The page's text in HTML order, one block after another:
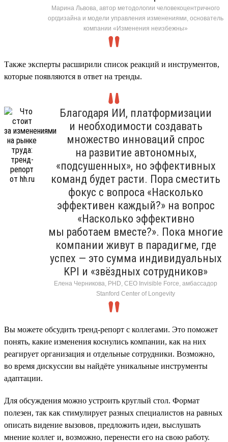
Марина Львова, автор методологии человекоцентричного
оргдизайна и модели управления изменениями, основатель
компании «Изменения неизбежны»
Также эксперты расширили список реакций и инструментов,
которые появляются в ответ на тренды.
Благодаря ИИ, платформизации
и необходимости создавать
множество инноваций спрос
на развитие автономных,
«подсушенных», но эффективных
команд будет расти. Пора сместить
фокус с вопроса «Насколько
эффективен каждый?» на вопрос
«Насколько эффективно
мы работаем вместе?». Пока многие
компании живут в парадигме, где
успех — это сумма индивидуальных
KPI и «звёздных сотрудников»
Елена Черникова, PHD, CEO Invisible Force, амбассадор
Stanford Center of Longevity
Вы можете обсудить тренд-репорт с коллегами. Это поможет
понять, какие изменения коснулись компании, как на них
реагирует организация и отдельные сотрудники. Возможно,
во время дискуссии вы найдёте уникальные инструменты
адаптации.
Для обсуждения можно устроить круглый стол. Формат
полезен, так как стимулирует разных специалистов на равных
описать видение вызовов, предложить идеи, выслушать
мнение коллег и, возможно, перенести его на свою работу.